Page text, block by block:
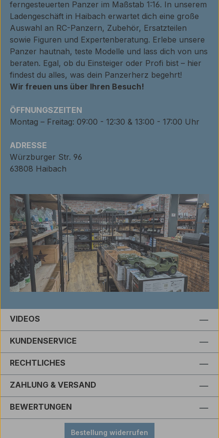
ferngesteuerten Panzer im Maßstab 1:16. In unserem
Ladengeschäft in Haibach erwartet dich eine große
Auswahl an RC-Panzern, Zubehör, Ersatzteilen
sowie Figuren und Expertenberatung. Erlebe unsere
Panzer hautnah, teste Modelle und lass dich von uns
beraten. Egal, ob du Einsteiger oder Profi bist – hier
findest du alles, was dein Panzerherz begehrt!
Wir freuen uns über Ihren Besuch!
ÖFFNUNGSZEITEN
Montag – Freitag: 09:00 - 12:30 & 13:00 - 17:00 Uhr
ADRESSE
Würzburger Str. 96
63808 Haibach
VIDEOS
KUNDENSERVICE
RECHTLICHES
ZAHLUNG & VERSAND
BEWERTUNGEN
Bestellung widerrufen